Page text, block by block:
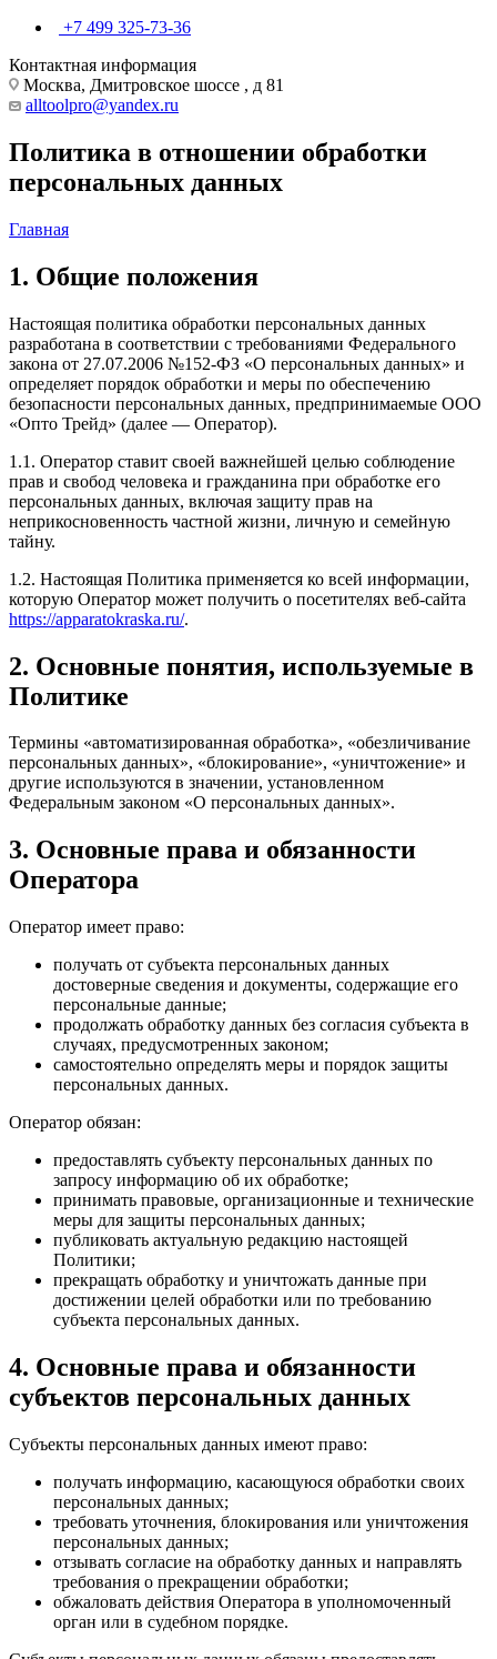
+7 499 325-73-36
Контактная информация
Москва, Дмитровское шоссе , д 81
alltoolpro@yandex.ru
Политика в отношении обработки
персональных данных
Главная
1. Общие положения
Настоящая политика обработки персональных данных
разработана в соответствии с требованиями Федерального
закона от 27.07.2006 №152‑ФЗ «О персональных данных» и
определяет порядок обработки и меры по обеспечению
безопасности персональных данных, предпринимаемые ООО
«Опто Трейд» (далее — Оператор).
1.1. Оператор ставит своей важнейшей целью соблюдение
прав и свобод человека и гражданина при обработке его
персональных данных, включая защиту прав на
неприкосновенность частной жизни, личную и семейную
тайну.
1.2. Настоящая Политика применяется ко всей информации,
которую Оператор может получить о посетителях веб‑сайта
https://apparatokraska.ru/.
2. Основные понятия, используемые в
Политике
Термины «автоматизированная обработка», «обезличивание
персональных данных», «блокирование», «уничтожение» и
другие используются в значении, установленном
Федеральным законом «О персональных данных».
3. Основные права и обязанности
Оператора
Оператор имеет право:
получать от субъекта персональных данных
достоверные сведения и документы, содержащие его
персональные данные;
продолжать обработку данных без согласия субъекта в
случаях, предусмотренных законом;
самостоятельно определять меры и порядок защиты
персональных данных.
Оператор обязан:
предоставлять субъекту персональных данных по
запросу информацию об их обработке;
принимать правовые, организационные и технические
меры для защиты персональных данных;
публиковать актуальную редакцию настоящей
Политики;
прекращать обработку и уничтожать данные при
достижении целей обработки или по требованию
субъекта персональных данных.
4. Основные права и обязанности
субъектов персональных данных
Субъекты персональных данных имеют право:
получать информацию, касающуюся обработки своих
персональных данных;
требовать уточнения, блокирования или уничтожения
персональных данных;
отзывать согласие на обработку данных и направлять
требования о прекращении обработки;
обжаловать действия Оператора в уполномоченный
орган или в судебном порядке.